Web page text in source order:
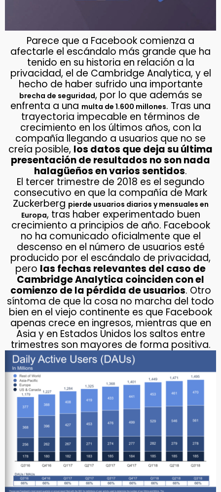
Parece que a Facebook comienza a
afectarle el escándalo más grande que ha
tenido en su historia en relación a la
privacidad, el de Cambridge Analytica, y el
hecho de haber sufrido una importante
brecha de seguridad, por lo que además se
enfrenta a una multa de 1.600 millones. Tras una
trayectoria impecable en términos de
crecimiento en los últimos años, con la
compañía llegando a usuarios que no se
creía posible, los datos que deja su última
presentación de resultados no son nada
halagüeños en varios sentidos.
El tercer trimestre de 2018 es el segundo
consecutivo en que la compañía de Mark
Zuckerberg pierde usuarios diarios y mensuales en
Europa, tras haber experimentado buen
crecimiento a principios de año. Facebook
no ha comunicado oficialmente que el
descenso en el número de usuarios esté
producido por el escándalo de privacidad,
pero las fechas relevantes del caso de
Cambridge Analytica coinciden con el
comienzo de la pérdida de usuarios. Otro
síntoma de que la cosa no marcha del todo
bien en el viejo continente es que Facebook
apenas crece en ingresos, mientras que en
Asia y en Estados Unidos los saltos entre
trimestres son mayores de forma positiva.